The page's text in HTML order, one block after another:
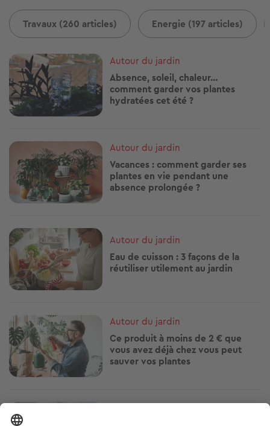
Travaux (260 articles) Energie (197 articles)
Image
Autour du jardin
Absence, soleil, chaleur…
comment garder vos plantes
hydratées cet été ?
Image
Autour du jardin
Vacances : comment garder ses
plantes en vie pendant une
absence prolongée ?
Image
Autour du jardin
Eau de cuisson : 3 façons de la
réutiliser utilement au jardin
Image
Autour du jardin
Ce produit à moins de 2 € que
vous avez déjà chez vous peut
sauver vos plantes
Image